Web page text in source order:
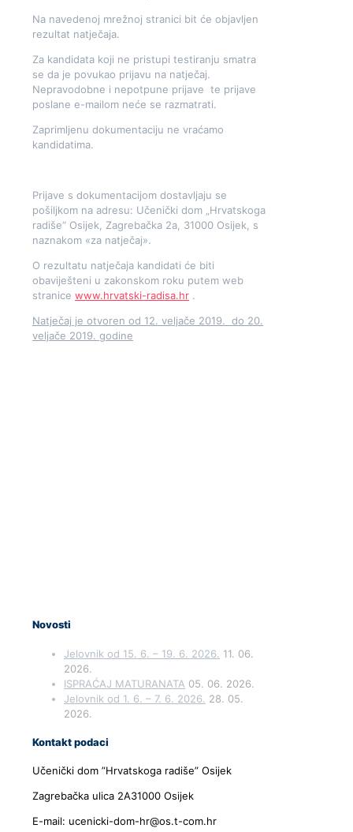
Na navedenoj mrežnoj stranici bit će objavljen
rezultat natječaja.
Za kandidata koji ne pristupi testiranju smatra
se da je povukao prijavu na natječaj.
Nepravodobne i nepotpune prijave te prijave
poslane e-mailom neće se razmatrati.
Zaprimljenu dokumentaciju ne vraćamo
kandidatima.
Prijave s dokumentacijom dostavljaju se
pošiljkom na adresu: Učenički dom „Hrvatskoga
radiše“ Osijek, Zagrebačka 2a, 31000 Osijek, s
naznakom «za natječaj».
O rezultatu natječaja kandidati će biti
obaviješteni u zakonskom roku putem web
stranice www.hrvatski-radisa.hr .
Natječaj je otvoren od 12. veljače 2019. do 20.
veljače 2019. godine
Novosti
Jelovnik od 15. 6. – 19. 6. 2026. 11. 06.
2026.
ISPRAĆAJ MATURANATA 05. 06. 2026.
Jelovnik od 1. 6. – 7. 6. 2026. 28. 05.
2026.
Kontakt podaci
Učenički dom ”Hrvatskoga radiše” Osijek
Zagrebačka ulica 2A31000 Osijek
E-mail: ucenicki-dom-hr@os.t-com.hr